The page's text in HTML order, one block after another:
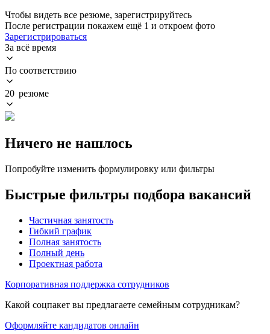
Чтобы видеть все резюме, зарегистрируйтесь
После регистрации покажем ещё 1 и откроем фото
Зарегистрироваться
За всё время
По соответствию
20 резюме
Ничего не нашлось
Попробуйте изменить формулировку или фильтры
Быстрые фильтры подбора вакансий
Частичная занятость
Гибкий график
Полная занятость
Полный день
Проектная работа
Корпоративная поддержка сотрудников
Какой соцпакет вы предлагаете семейным сотрудникам?
Оформляйте кандидатов онлайн